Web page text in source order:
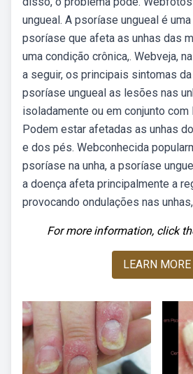
ungueal. A psoríase ungueal é
psoríase que afeta as unhas das
uma condição crônica,. Webveja,
a seguir, os principais sintomas
psoríase ungueal as lesões nas
isoladamente ou em conjunto
Podem estar afetadas as unhas
e dos pés. Webconhecida
psoríase na unha, a psoríase
a doença afeta principalmente a
provocando ondulações nas
For more information, click
LEARN MORE